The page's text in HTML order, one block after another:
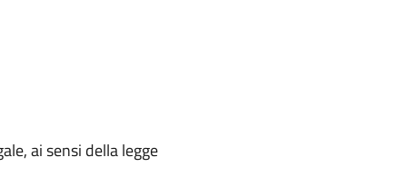
ai sensi della legge